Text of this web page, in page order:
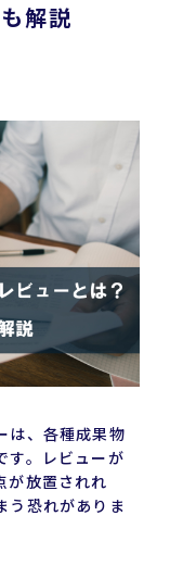
解説
は、各種成果物
す。レビューが
が放置されれ
う恐れがありま